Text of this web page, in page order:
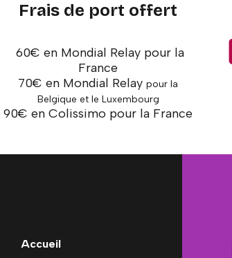
Frais de port offert
60€ en Mondial Relay pour la
France
70€ en Mondial Relaypour la
Belgique et le Luxembourg
90€ en Colissimo pour la France
Accueil